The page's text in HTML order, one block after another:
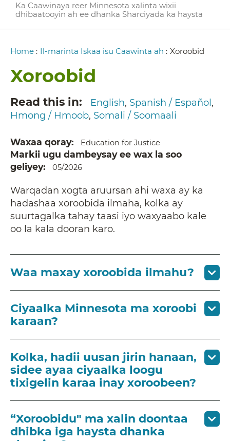
Ka Caawinaya reer Minnesota xalinta wixii
dhibaatooyin ah ee dhanka Sharciyada ka haysta
Breadcrumb
Home : Il-marinta Iskaa isu Caawinta ah : Xoroobid
Xoroobid
Read this in English Spanish / Español
Hmong / Hmoob Somali / Soomaali
Waxaa qoray Education for Justice
Markii ugu dambeysay ee wax la soo
geliyey
05/2026
Warqadan xogta aruursan ahi waxa ay ka
hadashaa xoroobida ilmaha, kolka ay
suurtagalka tahay taasi iyo waxyaabo kale
oo la kala dooran karo.
Waa maxay xoroobida ilmahu?
Ciyaalka Minnesota ma xoroobi
karaan?
Kolka, hadii uusan jirin hanaan,
sidee ayaa ciyaalka loogu
tixigelin karaa inay xoroobeen?
“Xoroobidu" ma xalin doontaa
dhibka iga haysta dhanka